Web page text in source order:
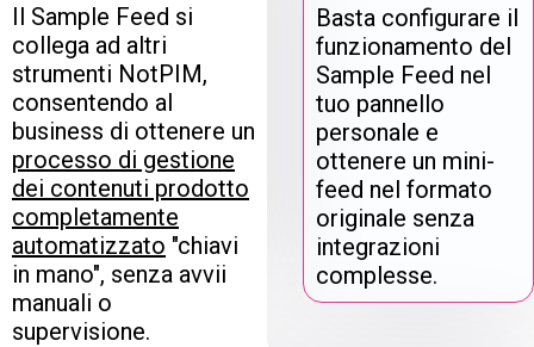
Il Sample Feed si
collega ad altri
strumenti NotPIM,
consentendo al
business di ottenere un
processo di gestione
dei contenuti prodotto
completamente
automatizzato "chiavi
in mano", senza avvii
manuali o
supervisione.
Basta configurare il
funzionamento del
Sample Feed nel
tuo pannello
personale e
ottenere un mini-
feed nel formato
originale senza
integrazioni
complesse.